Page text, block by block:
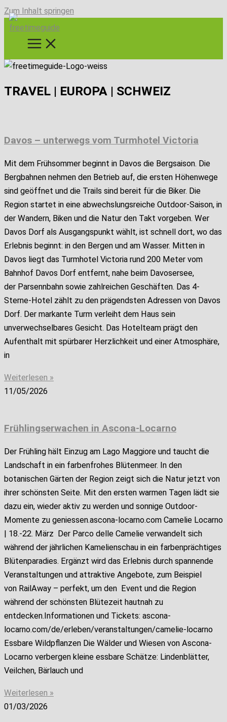
Zum Inhalt springen
TRAVEL | EUROPA | SCHWEIZ
Davos – unterwegs vom Turmhotel Victoria
Mit dem Frühsommer beginnt in Davos die Bergsaison. Die
Bergbahnen nehmen den Betrieb auf, die ersten Höhenwege
sind geöffnet und die Trails sind bereit für die Biker. Die
Region startet in eine abwechslungsreiche Outdoor-Saison, in
der Wandern, Biken und die Natur den Takt vorgeben. Wer
Davos Dorf als Ausgangspunkt wählt, ist schnell dort, wo das
Erlebnis beginnt: in den Bergen und am Wasser. Mitten in
Davos liegt das Turmhotel Victoria rund 200 Meter vom
Bahnhof Davos Dorf entfernt, nahe beim Davosersee,
der Parsennbahn sowie zahlreichen Geschäften. Das 4-
Sterne-Hotel zählt zu den prägendsten Adressen von Davos
Dorf. Der markante Turm verleiht dem Haus sein
unverwechselbares Gesicht. Das Hotelteam prägt den
Aufenthalt mit spürbarer Herzlichkeit und einer Atmosphäre,
in
Weiterlesen »
11/05/2026
Frühlingserwachen in Ascona-Locarno
Der Frühling hält Einzug am Lago Maggiore und taucht die
Landschaft in ein farbenfrohes Blütenmeer. In den
botanischen Gärten der Region zeigt sich die Natur jetzt von
ihrer schönsten Seite. Mit den ersten warmen Tagen lädt sie
dazu ein, wieder aktiv zu werden und sonnige Outdoor-
Momente zu geniessen.ascona-locarno.com Camelie Locarno
| 18.-22. März Der Parco delle Camelie verwandelt sich
während der jährlichen Kamelienschau in ein farbenprächtiges
Blütenparadies. Ergänzt wird das Erlebnis durch spannende
Veranstaltungen und attraktive Angebote, zum Beispiel
von RailAway – perfekt, um den Event und die Region
während der schönsten Blütezeit hautnah zu
entdecken.Informationen und Tickets: ascona-
locarno.com/de/erleben/veranstaltungen/camelie-locarno
Essbare Wildpflanzen Die Wälder und Wiesen von Ascona-
Locarno verbergen kleine essbare Schätze: Lindenblätter,
Veilchen, Bärlauch und
Weiterlesen »
01/03/2026